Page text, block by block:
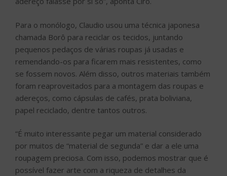
Para o monólogo, Claudio usou uma técnica japonesa
chamada Borô para reciclar os tecidos, juntando
pequenos pedaços de várias roupas já usadas e
remendando-os para ficarem mais resistentes, como
se fossem novos. Além disso, outros materiais também
foram reaproveitados para a montagem das roupas e
adereços, como cápsulas de cafés, prata boliviana,
papel reciclado, dentre tantos outros.
“É muito interessante pegar um material considerado
por muitos de “material de segunda” e dar a ele uma
roupagem preciosa. Com isso, podemos mostrar que é
possível fazer arte com a riqueza de detalhes da